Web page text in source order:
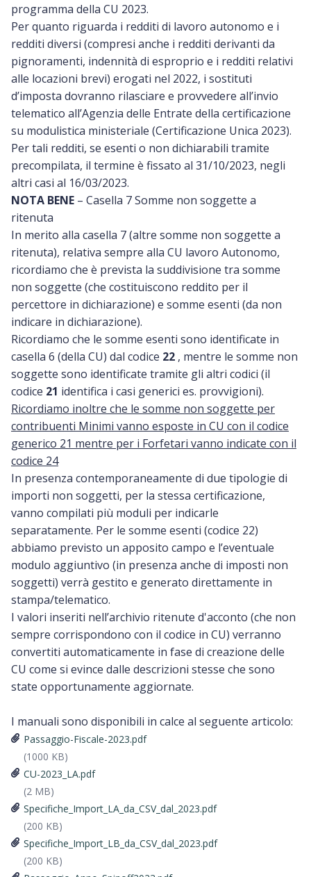
programma della CU 2023.
Per quanto riguarda i redditi di lavoro autonomo e i
redditi diversi (compresi anche i redditi derivanti da
pignoramenti, indennità di esproprio e i redditi relativi
alle locazioni brevi) erogati nel 2022, i sostituti
d’imposta dovranno rilasciare e provvedere all’invio
telematico all’Agenzia delle Entrate della certificazione
su modulistica ministeriale (Certificazione Unica 2023).
Per tali redditi, se esenti o non dichiarabili tramite
precompilata, il termine è fissato al 31/10/2023, negli
altri casi al 16/03/2023.
NOTA BENE – Casella 7 Somme non soggette a
ritenuta
In merito alla casella 7 (altre somme non soggette a
ritenuta), relativa sempre alla CU lavoro Autonomo,
ricordiamo che è prevista la suddivisione tra somme
non soggette (che costituiscono reddito per il
percettore in dichiarazione) e somme esenti (da non
indicare in dichiarazione).
Ricordiamo che le somme esenti sono identificate in
casella 6 (della CU) dal codice 22 , mentre le somme non
soggette sono identificate tramite gli altri codici (il
codice 21 identifica i casi generici es. provvigioni).
Ricordiamo inoltre che le somme non soggette per
contribuenti Minimi vanno esposte in CU con il codice
generico 21 mentre per i Forfetari vanno indicate con il
codice 24
In presenza contemporaneamente di due tipologie di
importi non soggetti, per la stessa certificazione,
vanno compilati più moduli per indicarle
separatamente. Per le somme esenti (codice 22)
abbiamo previsto un apposito campo e l’eventuale
modulo aggiuntivo (in presenza anche di imposti non
soggetti) verrà gestito e generato direttamente in
stampa/telematico.
I valori inseriti nell’archivio ritenute d'acconto (che non
sempre corrispondono con il codice in CU) verranno
convertiti automaticamente in fase di creazione delle
CU come si evince dalle descrizioni stesse che sono
state opportunamente aggiornate.
I manuali sono disponibili in calce al seguente articolo:
Passaggio-Fiscale-2023.pdf
(1000 KB)
CU-2023_LA.pdf
(2 MB)
Specifiche_Import_LA_da_CSV_dal_2023.pdf
(200 KB)
Specifiche_Import_LB_da_CSV_dal_2023.pdf
(200 KB)